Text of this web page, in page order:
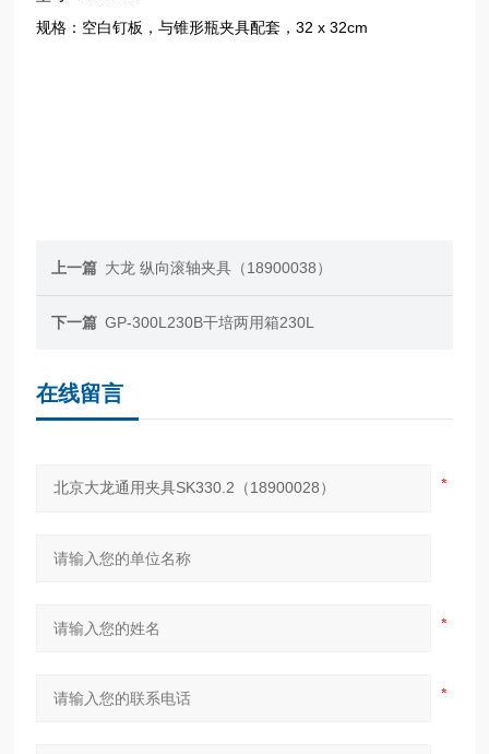
规格：空白钉板，与锥形瓶夹具配套，32 x 32cm
上一篇 大龙 纵向滚轴夹具（18900038）
下一篇 GP-300L230B干培两用箱230L
在线留言